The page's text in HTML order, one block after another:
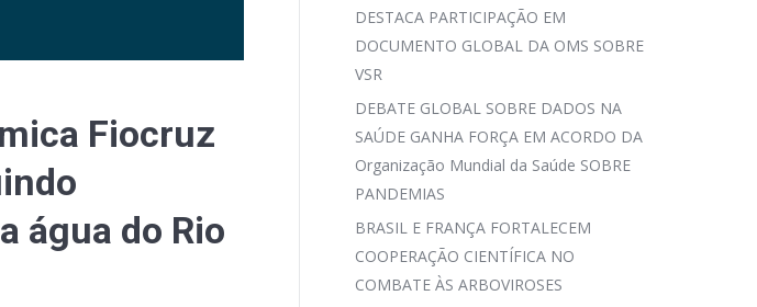
Fiocruz
água do Rio
DESTACA PARTICIPAÇÃO EM
DOCUMENTO GLOBAL DA OMS SOBRE
VSR
DEBATE GLOBAL SOBRE DADOS NA
SAÚDE GANHA FORÇA EM ACORDO DA
Organização Mundial da Saúde SOBRE
PANDEMIAS
BRASIL E FRANÇA FORTALECEM
COOPERAÇÃO CIENTÍFICA NO
COMBATE ÀS ARBOVIROSES